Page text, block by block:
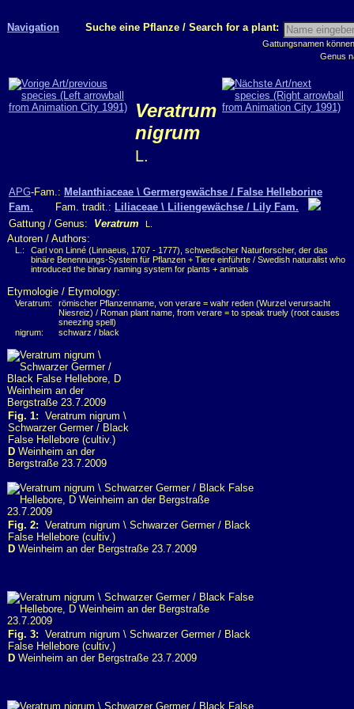
Navigation Suche eine Pflanze / Search for a plant:
Gattungsnamen
Genus
Veratrum
nigrum
L.
APG-Fam.: Melanthiaceae \ Germergewächse / False Helleborine
Fam. Fam. tradit.: Liliaceae \ Liliengewächse / Lily Fam.
Gattung / Genus: Veratrum L.
Autoren / Authors:
L.:
Carl von Linné (Linnaeus, 1707 - 1777), schwedischer Naturforscher, der das
binäre Benennungs-System für Pflanzen + Tiere einführte / Swedish naturalist who
introduced the binary naming system for plants + animals
Etymologie / Etymology:
Veratrum:
römischer Pflanzenname, von verare = wahr reden (Wurzel verursacht
Niesreiz) / Roman plant name, from verare = to speak truely (root causes
sneezing spell)
nigrum:
schwarz / black
Fig. 1: Veratrum nigrum \
Schwarzer Germer / Black
False Hellebore (cultiv.)
D Weinheim an der
Bergstraße 23.7.2009
Fig. 2: Veratrum nigrum \ Schwarzer Germer / Black
False Hellebore (cultiv.)
D Weinheim an der Bergstraße 23.7.2009
Fig. 3: Veratrum nigrum \ Schwarzer Germer / Black
False Hellebore (cultiv.)
D Weinheim an der Bergstraße 23.7.2009